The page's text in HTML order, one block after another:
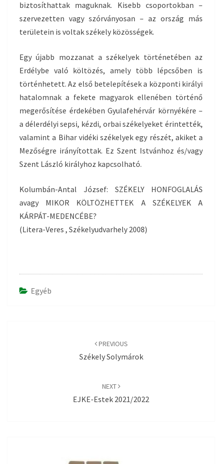
biztosíthattak maguknak. Kisebb csoportokban –
szervezetten vagy szórványosan – az ország más
területein is voltak székely közösségek.
Egy újabb mozzanat a székelyek történetében az
Erdélybe való költözés, amely több lépcsőben is
történhetett. Az első betelepítések a központi királyi
hatalomnak a fekete magyarok ellenében történő
megerősítése érdekében Gyulafehérvár környékére –
a délerdélyi sepsi, kézdi, orbai székelyeket érintették,
valamint a Bihar vidéki székelyek egy részét, akiket a
Mezőségre irányítottak. Ez Szent Istvánhoz és/vagy
Szent László királyhoz kapcsolható.
Kolumbán-Antal József: SZÉKELY HONFOGLALÁS
avagy MIKOR KÖLTÖZHETTEK A SZÉKELYEK A
KÁRPÁT-MEDENCÉBE?
(Litera-Veres , Székelyudvarhely 2008)
Egyéb
PREVIOUS
Székely Solymárok
NEXT
EJKE-Estek 2021/2022